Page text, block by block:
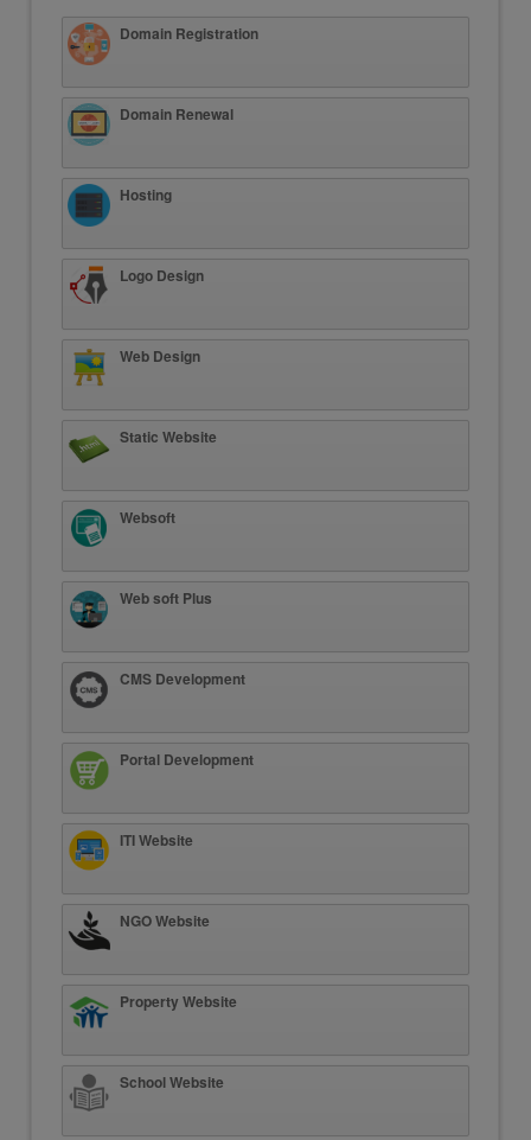
Domain Registration
Domain Renewal
Hosting
Logo Design
Web Design
Static Website
Websoft
Web soft Plus
CMS Development
Portal Development
ITI Website
NGO Website
Property Website
School Website